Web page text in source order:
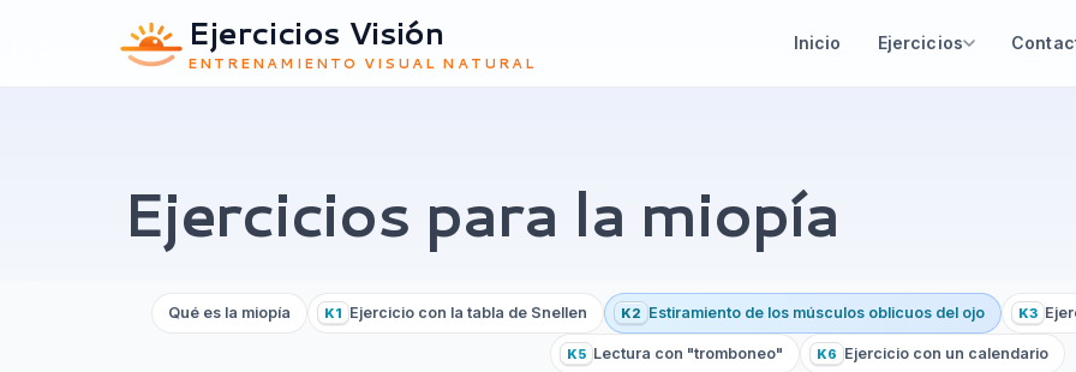
Ejercicios Visión
ENTRENAMIENTO VISUAL NATURAL
Inicio Ejercicios
Ejercicios para la miopía
Qué es la miopía K1 Ejercicio con la tabla de Snellen K2 Estiramiento de los músculos oblicuos del ojo K3
K5 Lectura con "tromboneo" K6 Ejercicio con un calendario